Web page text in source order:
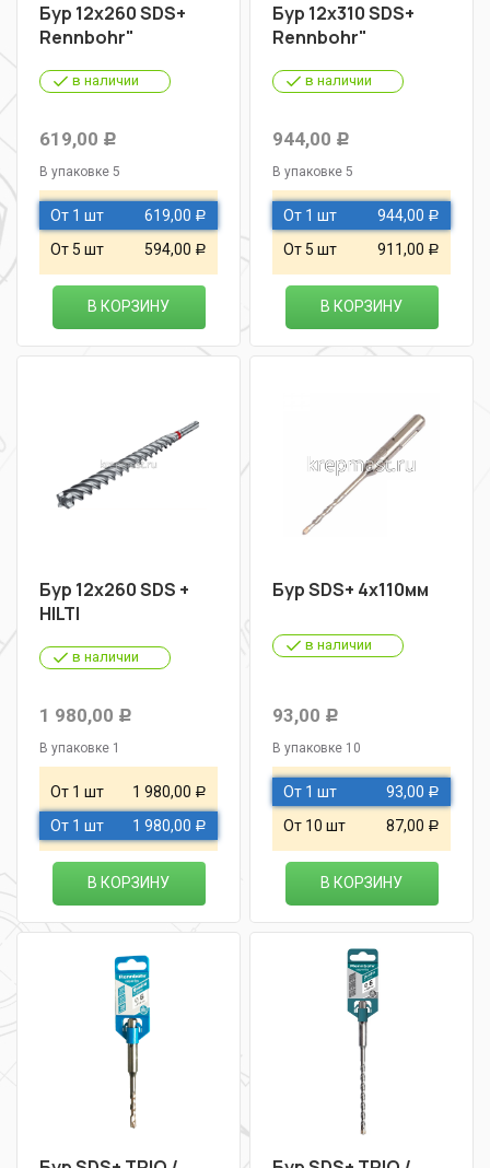
Бур 12х260 SDS+
Rennbohr"
в наличии
619,00 Р
В упаковке 5
От 1 шт 619,00 Р
От 5 шт 594,00 Р
В КОРЗИНУ
Бур 12х310 SDS+
Rennbohr"
в наличии
944,00 Р
В упаковке 5
От 1 шт 944,00 Р
От 5 шт 911,00 Р
В КОРЗИНУ
Бур 12х260 SDS +
HILTI
в наличии
1 980,00 Р
В упаковке 1
От 1 шт 1 980,00 Р
От 1 шт 1 980,00 Р
В КОРЗИНУ
Бур SDS+ 4х110мм
в наличии
93,00 Р
В упаковке 10
От 1 шт 93,00 Р
От 10 шт 87,00 Р
В КОРЗИНУ